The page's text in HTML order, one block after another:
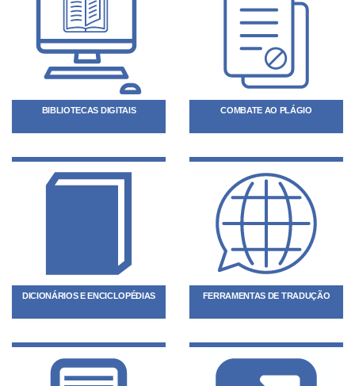
BIBLIOTECAS DIGITAIS COMBATE AO PLÁGIO
DICIONÁRIOS E ENCICLOPÉDIAS FERRAMENTAS DE TRADUÇÃO